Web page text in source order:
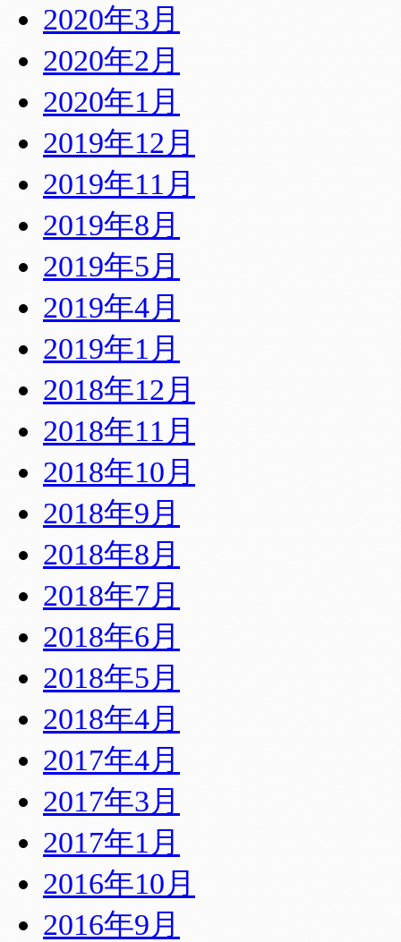
2020年3月
2020年2月
2020年1月
2019年12月
2019年11月
2019年8月
2019年5月
2019年4月
2019年1月
2018年12月
2018年11月
2018年10月
2018年9月
2018年8月
2018年7月
2018年6月
2018年5月
2018年4月
2017年4月
2017年3月
2017年1月
2016年10月
2016年9月